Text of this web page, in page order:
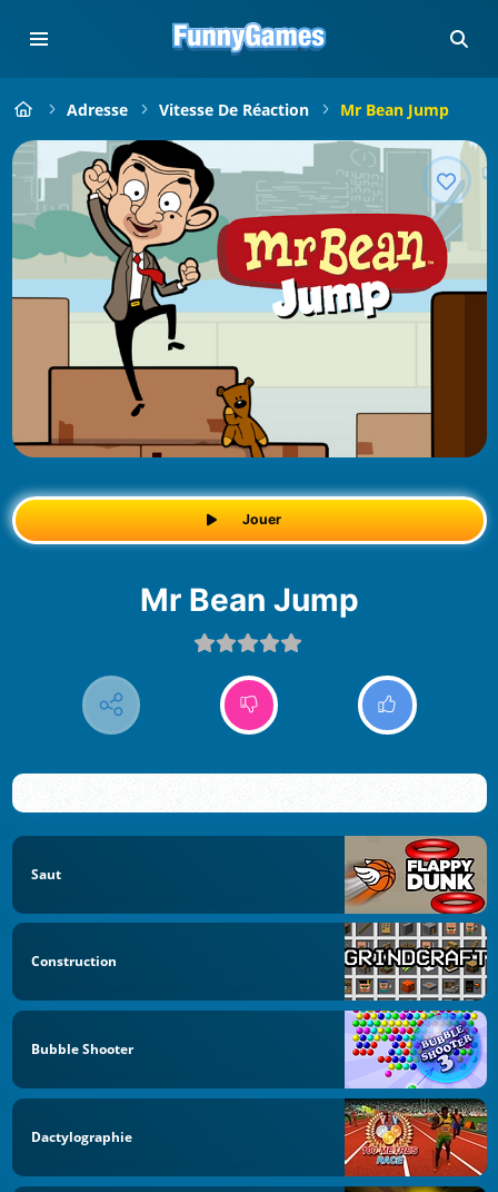
Adresse Vitesse De Réaction Mr Bean Jump
Jouer
Mr Bean Jump
Saut
Construction
Bubble Shooter
Dactylographie